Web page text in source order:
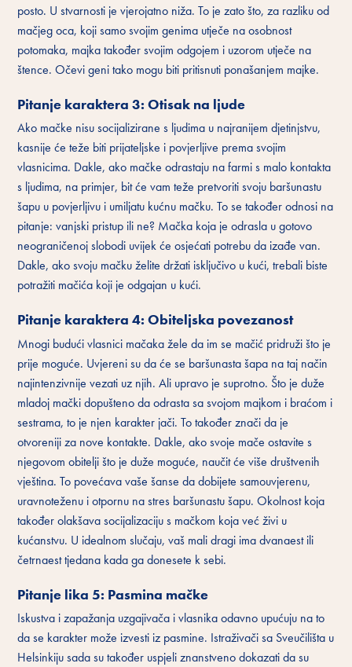
posto. U stvarnosti je vjerojatno niža. To je zato što, za razliku od
mačjeg oca, koji samo svojim genima utječe na osobnost
potomaka, majka također svojim odgojem i uzorom utječe na
štence. Očevi geni tako mogu biti pritisnuti ponašanjem majke.
Pitanje karaktera 3: Otisak na ljude
Ako mačke nisu socijalizirane s ljudima u najranijem djetinjstvu,
kasnije će teže biti prijateljske i povjerljive prema svojim
vlasnicima. Dakle, ako mačke odrastaju na farmi s malo kontakta
s ljudima, na primjer, bit će vam teže pretvoriti svoju baršunastu
šapu u povjerljivu i umiljatu kućnu mačku. To se također odnosi na
pitanje: vanjski pristup ili ne? Mačka koja je odrasla u gotovo
neograničenoj slobodi uvijek će osjećati potrebu da izađe van.
Dakle, ako svoju mačku želite držati isključivo u kući, trebali biste
potražiti mačića koji je odgajan u kući.
Pitanje karaktera 4: Obiteljska povezanost
Mnogi budući vlasnici mačaka žele da im se mačić pridruži što je
prije moguće. Uvjereni su da će se baršunasta šapa na taj način
najintenzivnije vezati uz njih. Ali upravo je suprotno. Što je duže
mladoj mački dopušteno da odrasta sa svojom majkom i braćom i
sestrama, to je njen karakter jači. To također znači da je
otvoreniji za nove kontakte. Dakle, ako svoje mače ostavite s
njegovom obitelji što je duže moguće, naučit će više društvenih
vještina. To povećava vaše šanse da dobijete samouvjerenu,
uravnoteženu i otpornu na stres baršunastu šapu. Okolnost koja
također olakšava socijalizaciju s mačkom koja već živi u
kućanstvu. U idealnom slučaju, vaš mali dragi ima dvanaest ili
četrnaest tjedana kada ga donesete k sebi.
Pitanje lika 5: Pasmina mačke
Iskustva i zapažanja uzgajivača i vlasnika odavno upućuju na to
da se karakter može izvesti iz pasmine. Istraživači sa Sveučilišta u
Helsinkiju sada su također uspjeli znanstveno dokazati da su